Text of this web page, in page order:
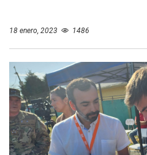
18 enero, 2023 1486